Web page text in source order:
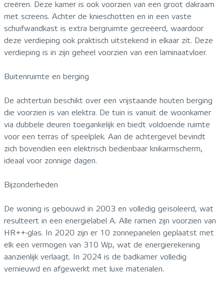
creëren. Deze kamer is ook voorzien van een groot dakraam
met screens. Achter de knieschotten en in een vaste
schuifwandkast is extra bergruimte gecreëerd, waardoor
deze verdieping ook praktisch uitstekend in elkaar zit. Deze
verdieping is in zijn geheel voorzien van een laminaatvloer.
Buitenruimte en berging
De achtertuin beschikt over een vrijstaande houten berging
die voorzien is van elektra. De tuin is vanuit de woonkamer
via dubbele deuren toegankelijk en biedt voldoende ruimte
voor een terras of speelplek. Aan de achtergevel bevindt
zich bovendien een elektrisch bedienbaar knikarmscherm,
ideaal voor zonnige dagen.
Bijzonderheden
De woning is gebouwd in 2003 en volledig geïsoleerd, wat
resulteert in een energielabel A. Alle ramen zijn voorzien van
HR++-glas. In 2020 zijn er 10 zonnepanelen geplaatst met
elk een vermogen van 310 Wp, wat de energierekening
aanzienlijk verlaagt. In 2024 is de badkamer volledig
vernieuwd en afgewerkt met luxe materialen.